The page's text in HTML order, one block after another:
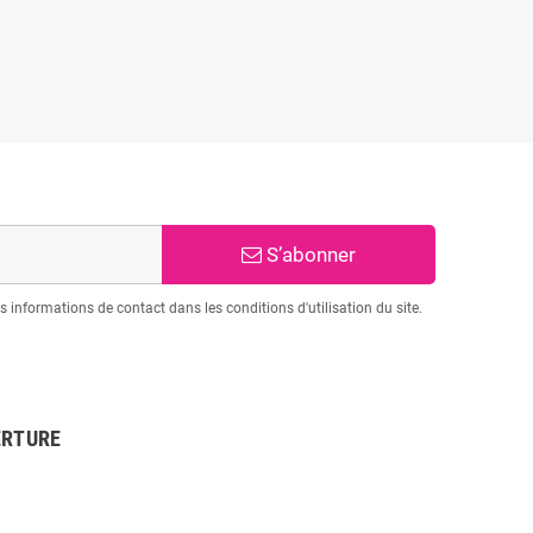
S’abonner
informations de contact dans les conditions d'utilisation du site.